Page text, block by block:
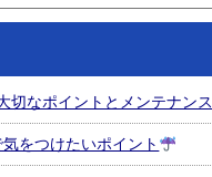
切なポイントとメンテナンス
をつけたいポイント